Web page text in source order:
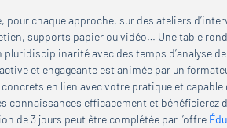
pour chaque approche, sur des ateliers
supports papier ou vidéo… Une table
pluridisciplinarité avec des temps d’analyse
et engageante est animée par un
en lien avec votre pratique et
connaissances efficacement et bénéficierez
de 3 jours peut être complétée par l’offre